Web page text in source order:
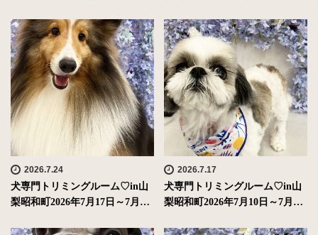
2026.7.24
犬専門トリミングルーム♡in山
梨昭和町2026年7月17日～7月…
2026.7.17
犬専門トリミングルーム♡in山
梨昭和町2026年7月10日～7月…